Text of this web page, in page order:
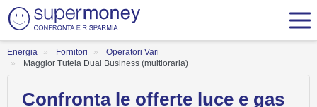
Energia Fornitori
Operatori Vari
Maggior Tutela Dual Business (multioraria)
Confronta le offerte luce e gas